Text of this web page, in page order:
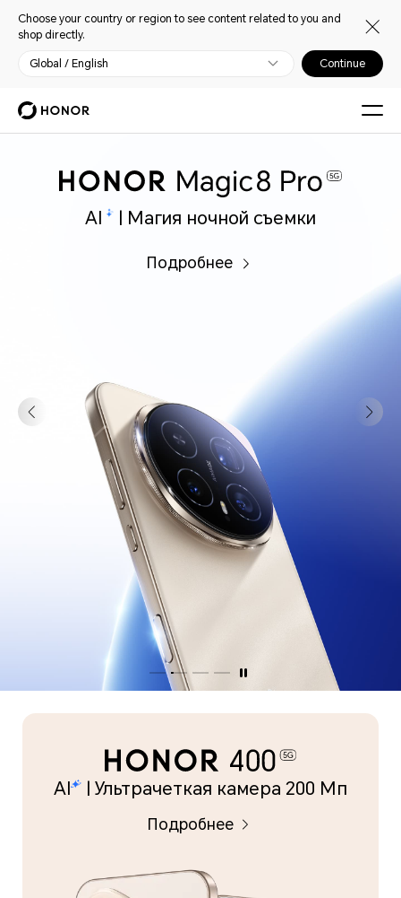
Choose your country or region to see content related to you and
shop directly.
Global / English Continue
AI | Магия ночной съемки
Подробнее
AI | Ультрачеткая камера 200 Мп
Подробнее